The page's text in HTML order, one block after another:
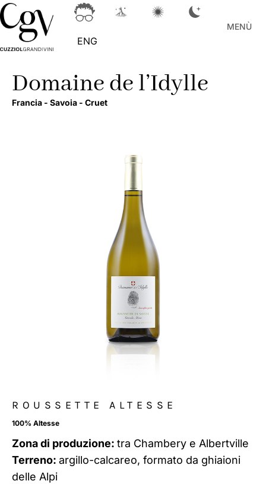
ENG
MENÙ
Domaine de l’Idylle
Francia - Savoia - Cruet
ROUSSETTE ALTESSE
100% Altesse
Zona di produzione: tra Chambery e Albertville
Terreno: argillo-calcareo, formato da ghiaioni
delle Alpi